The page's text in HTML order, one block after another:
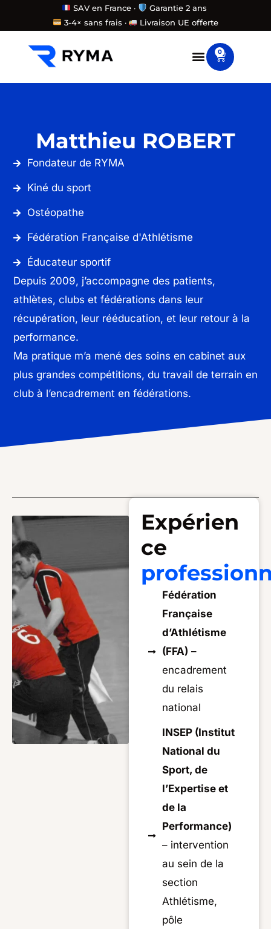
contenu
SAV en France ·
Garantie 2 ans
3-4× sans frais ·
Livraison UE offerte
0
Panier
Matthieu ROBERT
Fondateur de RYMA
Kiné du sport
Ostéopathe
Fédération Française d'Athlétisme
Éducateur sportif
Depuis 2009, j’accompagne des patients,
athlètes, clubs et fédérations dans leur
récupération, leur rééducation, et leur retour à la
performance.
Ma pratique m’a mené des soins en cabinet aux
plus grandes compétitions, du travail de terrain en
club à l’encadrement en fédérations.
Expérien
ce
Fédération
Française
d’Athlétisme
(FFA) –
encadrement
du relais
national
INSEP (Institut
National du
Sport, de
l’Expertise et
de la
Performance)
– intervention
au sein de la
section
Athlétisme,
pôle